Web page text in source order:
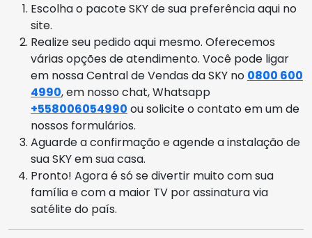
Escolha o pacote SKY de sua preferência aqui no
site.
Realize seu pedido aqui mesmo. Oferecemos
várias opções de atendimento. Você pode ligar
em nossa Central de Vendas da SKY no 0800 600
4990, em nosso chat, Whatsapp
+558006054990 ou solicite o contato em um de
nossos formulários.
Aguarde a confirmação e agende a instalação de
sua SKY em sua casa.
Pronto! Agora é só se divertir muito com sua
família e com a maior TV por assinatura via
satélite do país.